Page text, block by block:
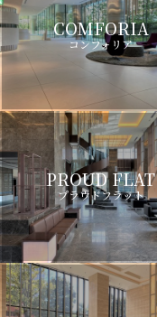
COMFORIA
コンフォリア
PROUD FLAT
プラウドフラット